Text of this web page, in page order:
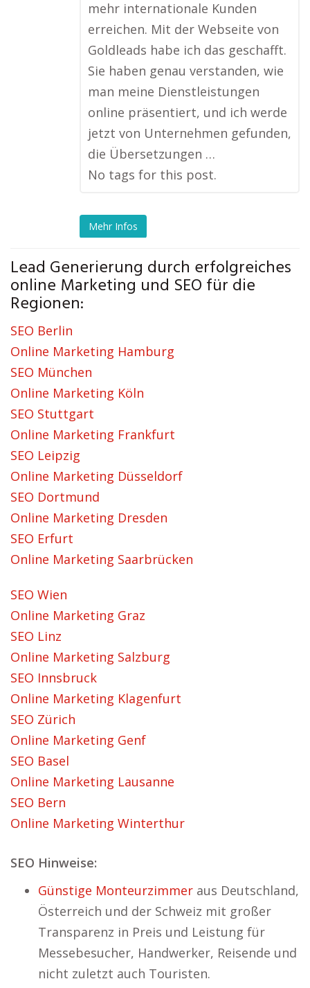
mehr internationale Kunden
erreichen. Mit der Webseite von
Goldleads habe ich das geschafft.
Sie haben genau verstanden, wie
man meine Dienstleistungen
online präsentiert, und ich werde
jetzt von Unternehmen gefunden,
die Übersetzungen …
No tags for this post.
Mehr Infos
Lead Generierung durch erfolgreiches
online Marketing und SEO für die
Regionen:
SEO Berlin
Online Marketing Hamburg
SEO München
Online Marketing Köln
SEO Stuttgart
Online Marketing Frankfurt
SEO Leipzig
Online Marketing Düsseldorf
SEO Dortmund
Online Marketing Dresden
SEO Erfurt
Online Marketing Saarbrücken
SEO Wien
Online Marketing Graz
SEO Linz
Online Marketing Salzburg
SEO Innsbruck
Online Marketing Klagenfurt
SEO Zürich
Online Marketing Genf
SEO Basel
Online Marketing Lausanne
SEO Bern
Online Marketing Winterthur
SEO Hinweise:
Günstige Monteurzimmer aus Deutschland,
Österreich und der Schweiz mit großer
Transparenz in Preis und Leistung für
Messebesucher, Handwerker, Reisende und
nicht zuletzt auch Touristen.